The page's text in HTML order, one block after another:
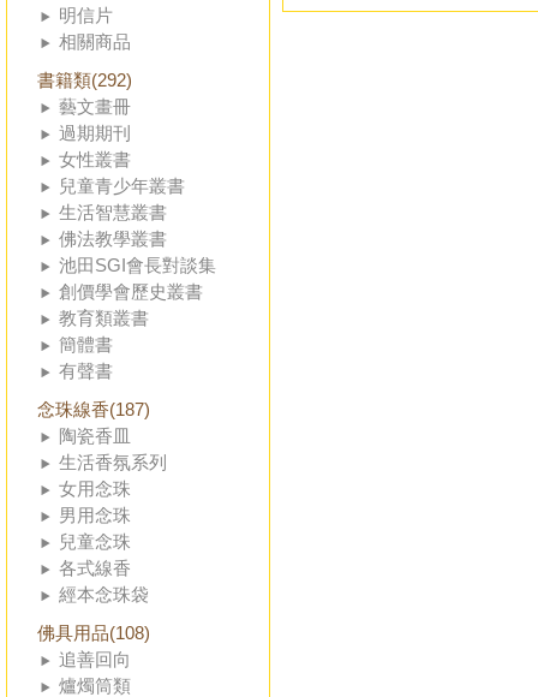
明信片
相關商品
書籍類(292)
藝文畫冊
過期期刊
女性叢書
兒童青少年叢書
生活智慧叢書
佛法教學叢書
池田SGI會長對談集
創價學會歷史叢書
教育類叢書
簡體書
有聲書
念珠線香(187)
陶瓷香皿
生活香氛系列
女用念珠
男用念珠
兒童念珠
各式線香
經本念珠袋
佛具用品(108)
追善回向
爐燭筒類